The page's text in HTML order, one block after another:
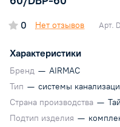
0 Нет отзывов Арт.
Характеристики
Бренд — AIRMAC
Тип — системы
Страна производства —
Подтип изделия —